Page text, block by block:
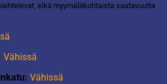
eikä myymäläkohtaista saatavuutta
Vähissä
Vähissä